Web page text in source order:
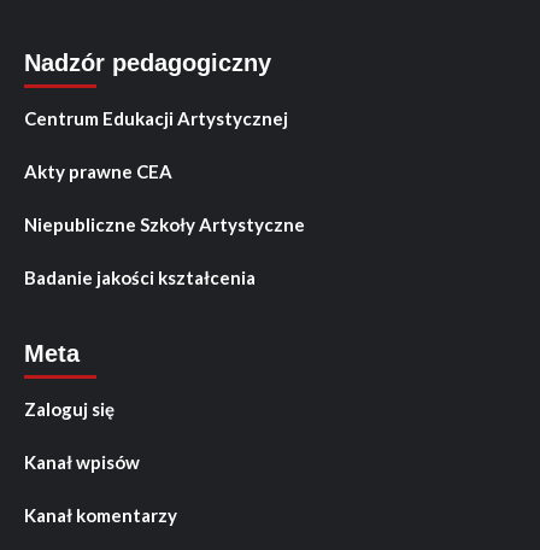
Nadzór pedagogiczny
Centrum Edukacji Artystycznej
Akty prawne CEA
Niepubliczne Szkoły Artystyczne
Badanie jakości kształcenia
Meta
Zaloguj się
Kanał wpisów
Kanał komentarzy